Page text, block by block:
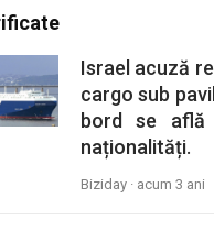
Israel acuză
cargo sub
bord se află
naționalități.
Biziday · acum 3 ani